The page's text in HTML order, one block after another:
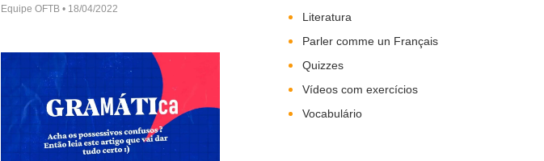
Equipe OFTB 18/04/2022
Literatura
Parler comme un Français
Quizzes
Vídeos com exercícios
Vocabulário